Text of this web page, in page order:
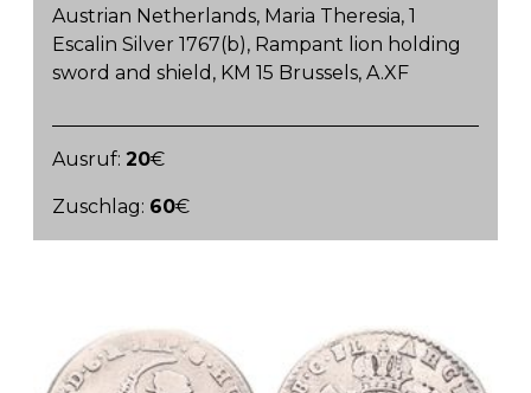
Austrian Netherlands, Maria Theresia, 1
Escalin Silver 1767(b), Rampant lion holding
sword and shield, KM 15 Brussels, A.XF
Ausruf:20€
Zuschlag: 60€